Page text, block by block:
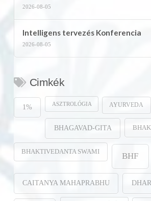
2026-08-05
Intelligens tervezés Konferencia
2026-08-05
Cimkék
1% ASZTROLÓGIA AYURVEDA
BHAGAVAD-GITA
BHAKTIVEDANTA SWAMI BHF
CAITANYA MAHAPRABHU